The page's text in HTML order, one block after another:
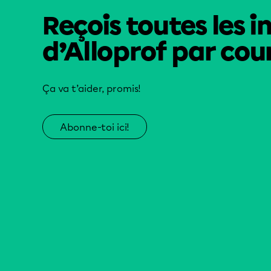
Reçois toutes les
d’Alloprof par
Ça va t’aider, promis!
Abonne-toi ici!